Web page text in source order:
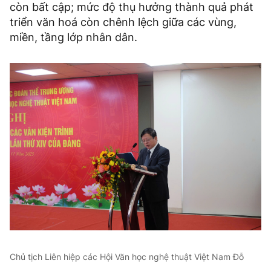
còn bất cập; mức độ thụ hưởng thành quả phát
triển văn hoá còn chênh lệch giữa các vùng,
miền, tầng lớp nhân dân.
Chủ tịch Liên hiệp các Hội Văn học nghệ thuật Việt Nam Đỗ